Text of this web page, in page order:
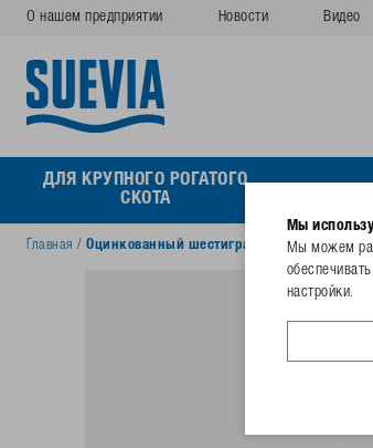
О нашем предприятии Новости Видео
ДЛЯ КРУПНОГО РОГАТОГО
СКОТА
Главная / Оцинкованный шестигранный болт M8x20
Мы
Мы можем
настройки.